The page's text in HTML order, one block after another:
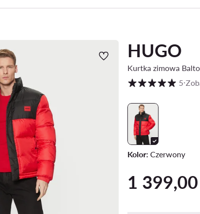
HUGO
Kurtka zimowa
Ocena klientów w
5⋅
Kolor:Czerwony
1 399,00 zł
1 399,00